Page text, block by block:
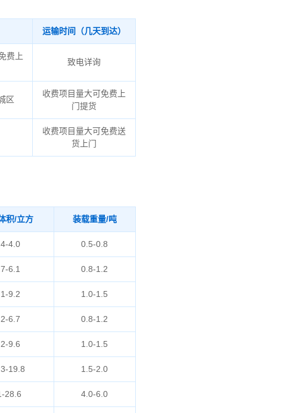
运输时间（几天到达）
费上
致电详询
区
收费项目量大可免费上
门提货
收费项目量大可免费送
货上门
积/立方 装载重量/吨
4.0 0.5-0.8
6.1 0.8-1.2
9.2 1.0-1.5
6.7 0.8-1.2
9.6 1.0-1.5
19.8 1.5-2.0
28.6 4.0-6.0